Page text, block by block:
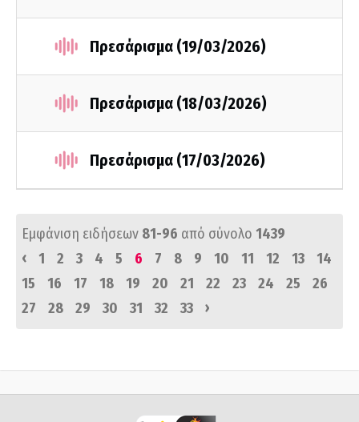
Πρεσάρισμα (19/03/2026)
Πρεσάρισμα (18/03/2026)
Πρεσάρισμα (17/03/2026)
Εμφάνιση ειδήσεων 81-96 από σύνολο 1439
‹
1 2 3 4 5 6 7 8 9 10 11 12 13
14
15
16 17 18 19 20 21 22 23 24 25
26
27
28 29 30 31 32 33 ›